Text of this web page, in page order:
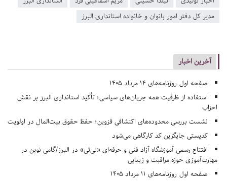
مدیر کل دفتر امور بانوان و خانواده استانداری البرز
آخرین اخبار
صفحه اول روزنامه‌های 14 مرداد 1405
استفاده از ظرفیت همه جریان‌های سیاسی؛ تأکید استانداری البرز بر نقش
احزاب
نشست بررسی محدوده‌های اکتشافی قزوین؛ حفظ حقوق بیت‌المال در اولویت
کدپستی جایگزین کد کارگاهی می‌شود
افتتاح رسمی آموزشگاه آزاد فنی و حرفه‌ای «تی‌تی» در البرز/گامی نوین در
مهارت‌آموزی حوزه مراقبت و زیبایی
صفحه اول روزنامه‌های 11 مرداد 1405